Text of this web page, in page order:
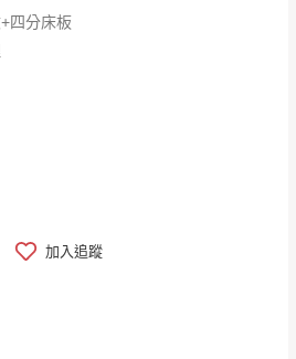
四分床板
加入追蹤